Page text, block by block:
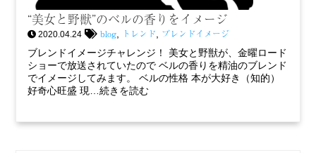
“美女と野獣”のベルの香りをイメージ
2020.04.24 blog トレンド ブレンドイメージ
ブレンドイメージチャレンジ！ 美女と野獣が、金曜ロード
ショーで放送されていたので ベルの香りを精油のブレンド
でイメージしてみます。 ベルの性格 本が大好き（知的）
好奇心旺盛 現…続きを読む